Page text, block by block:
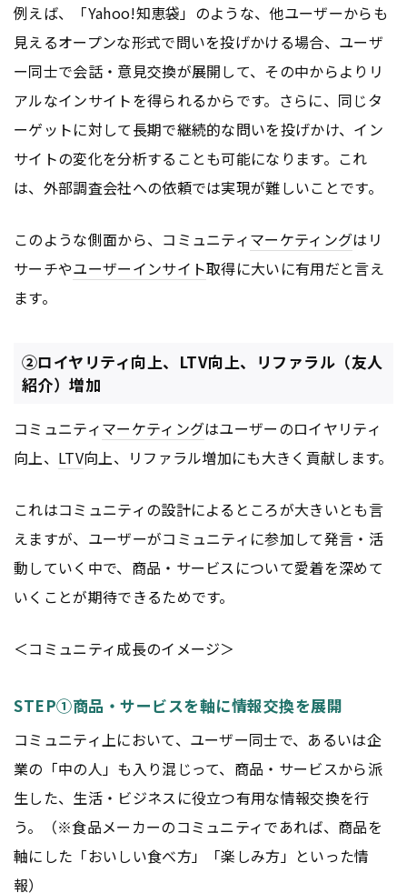
例えば、「Yahoo!知恵袋」のような、他ユーザーからも
見えるオープンな形式で問いを投げかける場合、ユーザ
ー同士で会話・意見交換が展開して、その中からよりリ
アルなインサイトを得られるからです。さらに、同じタ
ーゲットに対して長期で継続的な問いを投げかけ、イン
サイトの変化を分析することも可能になります。これ
は、外部調査会社への依頼では実現が難しいことです。
このような側面から、コミュニティマーケティングはリ
サーチやユーザーインサイト取得に大いに有用だと言え
ます。
②ロイヤリティ向上、LTV向上、リファラル（友人
紹介）増加
コミュニティマーケティングはユーザーのロイヤリティ
向上、 LTV向上、リファラル増加にも大きく貢献します。
これはコミュニティの設計によるところが大きいとも言
えますが、ユーザーがコミュニティに参加して発言・活
動していく中で、商品・サービスについて愛着を深めて
いくことが期待できるためです。
＜コミュニティ成長のイメージ＞
STEP①商品・サービスを軸に情報交換を展開
コミュニティ上において、ユーザー同士で、あるいは企
業の「中の人」も入り混じって、商品・サービスから派
生した、生活・ビジネスに役立つ有用な情報交換を行
う。（※食品メーカーのコミュニティであれば、商品を
軸にした「おいしい食べ方」「楽しみ方」といった情
報）